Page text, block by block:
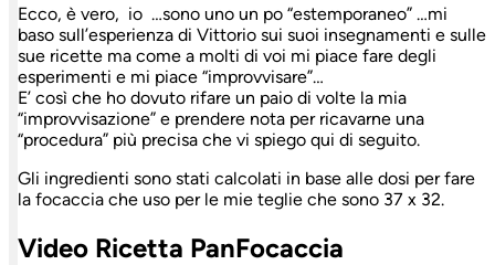
Ecco, è vero, io …sono uno un po “estemporaneo” …mi
baso sull’esperienza di Vittorio sui suoi insegnamenti e sulle
sue ricette ma come a molti di voi mi piace fare degli
esperimenti e mi piace “improvvisare”…
E’ così che ho dovuto rifare un paio di volte la mia
“improvvisazione” e prendere nota per ricavarne una
“procedura” più precisa che vi spiego qui di seguito.
Gli ingredienti sono stati calcolati in base alle dosi per fare
la focaccia che uso per le mie teglie che sono 37 x 32.
Video Ricetta PanFocaccia